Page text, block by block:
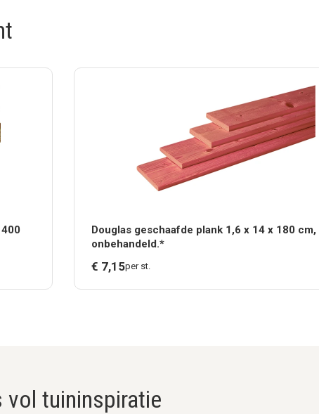
Douglas geschaafde plank 1,6 x 14 x 180 cm,
onbehandeld.*
€ 7,15per st.
vol tuininspiratie